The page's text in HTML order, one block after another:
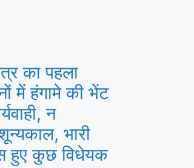
का पहला
में हंगामे की भेंट
न
भारी
हुए कुछ विधेयक